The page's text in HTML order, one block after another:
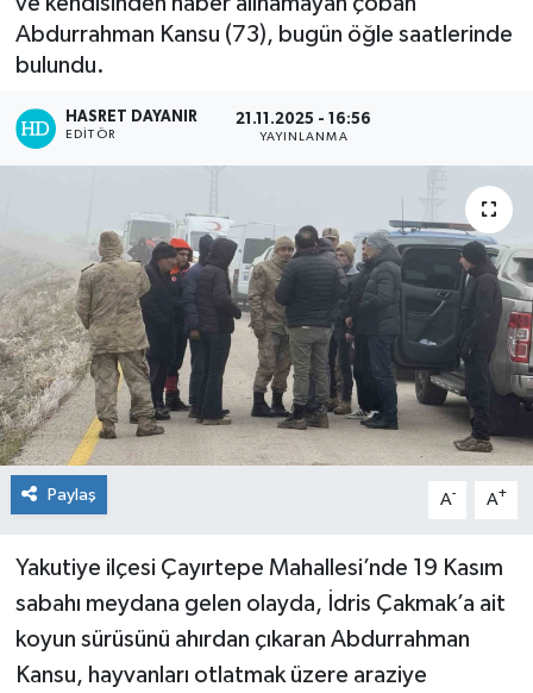
Abdurrahman Kansu (73), bugün öğle saatlerinde
bulundu.
HASRET DAYANIR
EDITÖR
21.11.2025 - 16:56
YAYINLANMA
Paylaş A- A+
Yakutiye ilçesi Çayırtepe Mahallesi’nde 19 Kasım
sabahı meydana gelen olayda, İdris Çakmak’a ait
koyun sürüsünü ahırdan çıkaran Abdurrahman
Kansu, hayvanları otlatmak üzere araziye
GENÇ
GÜNDEM
KİĞI
MERKEZ
RESMİ İLANLAR
SAĞLIK
SPOR
YAYLADERE
Tüm Manşetler
Son Dakika Haberleri